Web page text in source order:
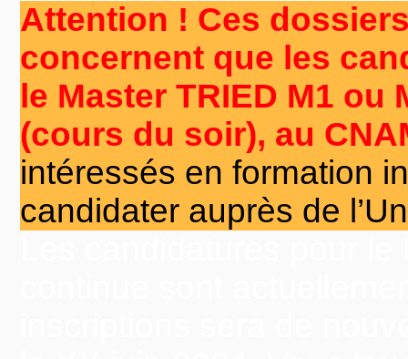
Attention ! Ces
concernent que les
le Master TRIED M1
(cours du soir), au
intéressés en formation
candidater auprès de